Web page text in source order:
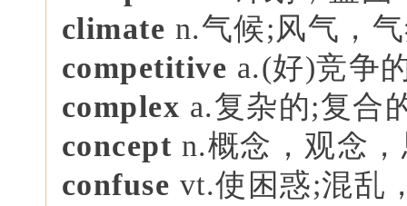
climate n.气候;风气，
competitive a.(好)竞争
complex a.复杂的;复合
concept n.概念，观念
confuse vt.使困惑;混乱